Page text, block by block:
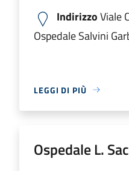
IndirizzoViale
Ospedale Salvini
LEGGI DI PIÙ
Ospedale L.